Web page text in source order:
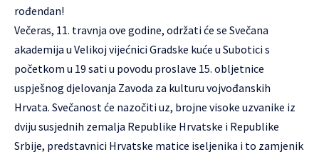
rođendan!
Večeras, 11. travnja ove godine, održati će se Svečana
akademija u Velikoj vijećnici Gradske kuće u Subotici s
početkom u 19 sati u povodu proslave 15. obljetnice
uspješnog djelovanja Zavoda za kulturu vojvođanskih
Hrvata. Svečanost će nazočiti uz, brojne visoke uzvanike iz
dviju susjednih zemalja Republike Hrvatske i Republike
Srbije, predstavnici Hrvatske matice iseljenika i to zamjenik